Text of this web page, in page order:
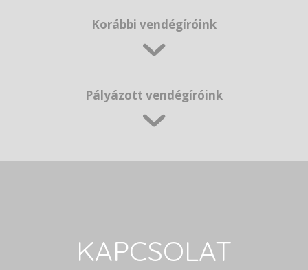
Korábbi vendégíróink
Pályázott vendégíróink
KAPCSOLAT